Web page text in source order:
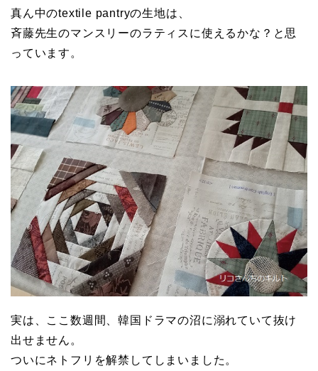
真ん中のtextile pantryの生地は、
斉藤先生のマンスリーのラティスに使えるかな？と思
っています。
実は、ここ数週間、韓国ドラマの沼に溺れていて抜け
出せません。
ついにネトフリを解禁してしまいました。